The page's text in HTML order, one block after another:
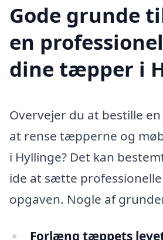
Gode grunde
en
dine tæpper i
Overvejer du at bestille
at rense tæpperne og
i Hyllinge? Det kan
ide at sætte
opgaven. Nogle af
Forlæng tæppets